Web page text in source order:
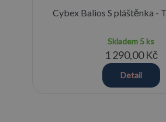
Cybex Balios S pláštěnka -
Skladem 5 ks
1 290,00 Kč
Detail